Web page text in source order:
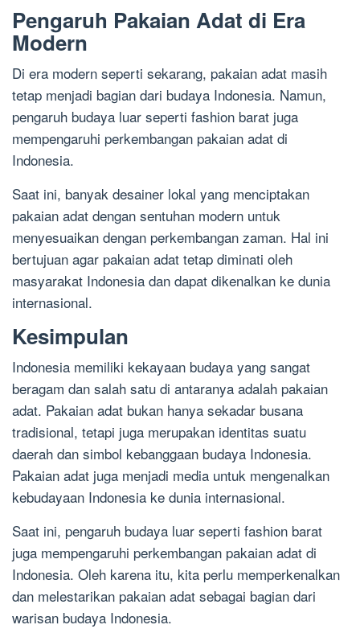
Pengaruh Pakaian Adat di Era
Modern
Di era modern seperti sekarang, pakaian adat masih
tetap menjadi bagian dari budaya Indonesia. Namun,
pengaruh budaya luar seperti fashion barat juga
mempengaruhi perkembangan pakaian adat di
Indonesia.
Saat ini, banyak desainer lokal yang menciptakan
pakaian adat dengan sentuhan modern untuk
menyesuaikan dengan perkembangan zaman. Hal ini
bertujuan agar pakaian adat tetap diminati oleh
masyarakat Indonesia dan dapat dikenalkan ke dunia
internasional.
Kesimpulan
Indonesia memiliki kekayaan budaya yang sangat
beragam dan salah satu di antaranya adalah pakaian
adat. Pakaian adat bukan hanya sekadar busana
tradisional, tetapi juga merupakan identitas suatu
daerah dan simbol kebanggaan budaya Indonesia.
Pakaian adat juga menjadi media untuk mengenalkan
kebudayaan Indonesia ke dunia internasional.
Saat ini, pengaruh budaya luar seperti fashion barat
juga mempengaruhi perkembangan pakaian adat di
Indonesia. Oleh karena itu, kita perlu memperkenalkan
dan melestarikan pakaian adat sebagai bagian dari
warisan budaya Indonesia.